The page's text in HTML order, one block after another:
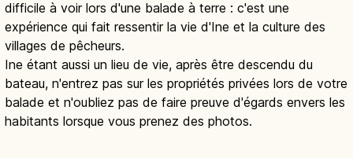
difficile à voir lors d'une balade à terre : c'est une
expérience qui fait ressentir la vie d'Ine et la culture des
villages de pêcheurs.
Ine étant aussi un lieu de vie, après être descendu du
bateau, n'entrez pas sur les propriétés privées lors de votre
balade et n'oubliez pas de faire preuve d'égards envers les
habitants lorsque vous prenez des photos.
Funaya d’Ine Kyoto : village de